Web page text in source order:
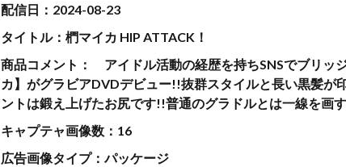
配信日：2024-08-23
タイトル：椚マイカ HIP ATTACK！
商品コメント：
アイドル活動の経歴を持ちSNSでブリッ
カ】がグラビアDVDデビュー!!抜群スタイルと長い黒髪が
ントは鍛え上げたお尻です!!普通のグラドルとは一線を画
キャプテャ画像数：16
広告画像タイプ：パッケージ